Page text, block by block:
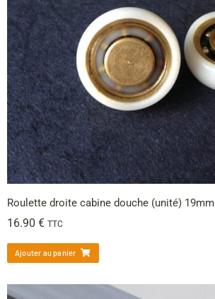
Roulette droite cabine douche (unité) 19mm
16.90 € TTC
Ajouter au panier